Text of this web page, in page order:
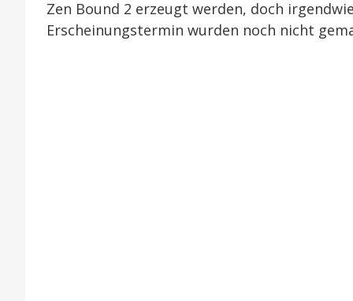
Zen Bound 2 erzeugt werden, doch
Erscheinungstermin wurden noch nicht